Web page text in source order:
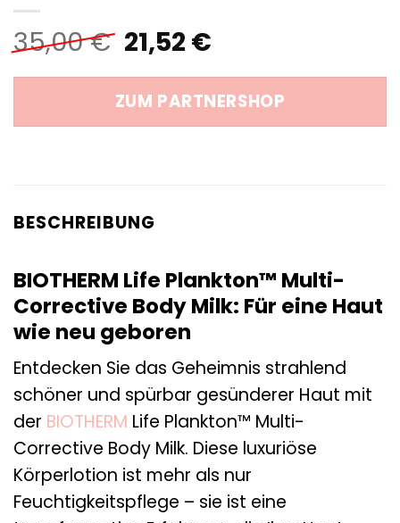
35,00€ Ursprünglicher
Preis
war:
35,00 €
21,52 €Aktueller
ist:
21,52 €.
ZUM PARTNERSHOP
BESCHREIBUNG
BIOTHERM Life Plankton™ Multi-
Corrective Body Milk: Für eine Haut
wie neu geboren
Entdecken Sie das Geheimnis strahlend
schöner und spürbar gesünderer Haut mit
der BIOTHERM Life Plankton™ Multi-
Corrective Body Milk. Diese luxuriöse
Körperlotion ist mehr als nur
Feuchtigkeitspflege – sie ist eine